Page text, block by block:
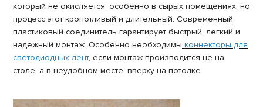
который не окисляется, особенно в сырых помещениях, но
процесс этот кропотливый и длительный. Современный
пластиковый соединитель гарантирует быстрый, легкий и
надежный монтаж. Особенно необходимы коннекторы для
светодиодных лент, если монтаж производится не на
столе, а в неудобном месте, вверху на потолке.